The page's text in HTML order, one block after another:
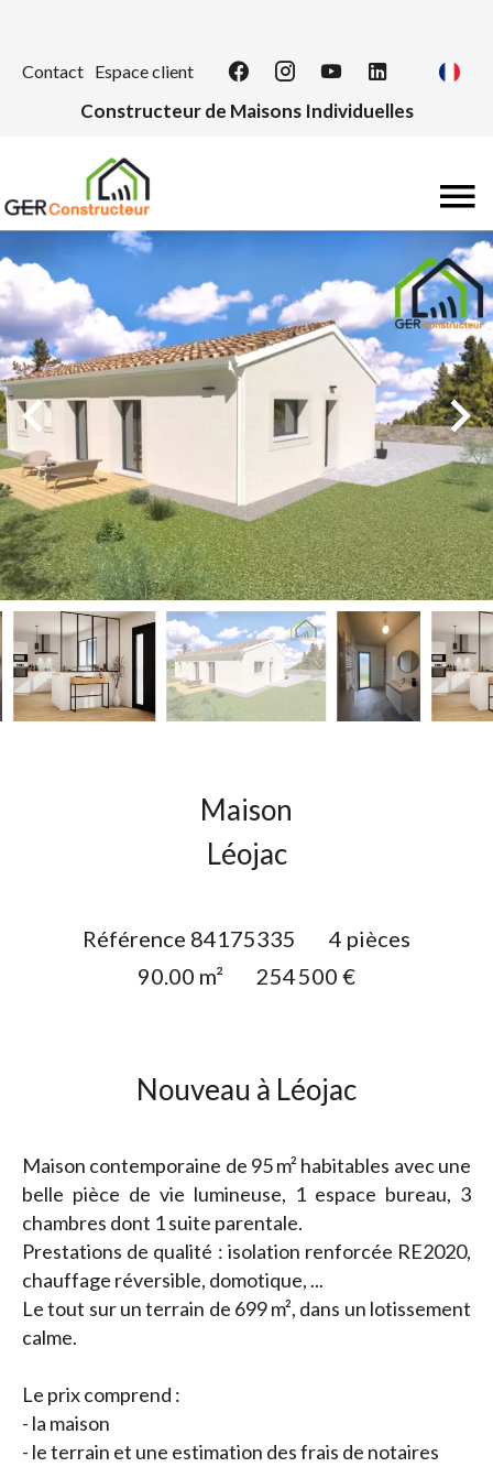
Contact Espace client
Constructeur de Maisons Individuelles
Maison
Léojac
Référence 84175335
4 pièces
90.00 m² 254 500 €
Nouveau à Léojac
Maison contemporaine de 95 m² habitables avec une
belle pièce de vie lumineuse, 1 espace bureau, 3
chambres dont 1 suite parentale.
Prestations de qualité : isolation renforcée RE2020,
chauffage réversible, domotique, ...
Le tout sur un terrain de 699 m², dans un lotissement
calme.
Le prix comprend :
- la maison
- le terrain et une estimation des frais de notaires